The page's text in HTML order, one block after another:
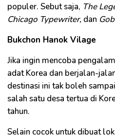
populer. Sebut saja, The
Chicago Typewriter, dan
Bukchon Hanok Vilage
Jika ingin mencoba
adat Korea dan berjalan-
destinasi ini tak boleh
salah satu desa tertua di
tahun.
Selain cocok untuk dibuat